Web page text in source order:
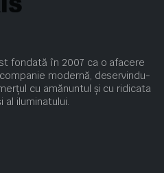
fondată în 2007 ca o afacere
modernă, deservindu-
cu amănuntul și cu ridicata
iluminatului.